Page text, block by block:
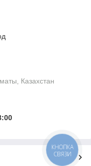
Казахстан
КНОПКА
СВЯЗИ